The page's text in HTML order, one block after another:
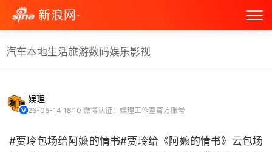
新浪网·
汽车本地生活旅游数码娱乐影视
娱理
26-05-14 18:10 微博认证：娱理工作室官方账号
#贾玲包场给阿嬷的情书#贾玲给《阿嬷的情书》云包场